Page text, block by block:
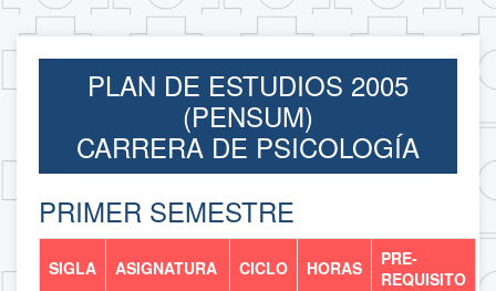
PLAN DE ESTUDIOS 2005
(PENSUM)
CARRERA DE PSICOLOGÍA
PRIMER SEMESTRE
SIGLA ASIGNATURA CICLO HORAS
PRE-
REQUISITO